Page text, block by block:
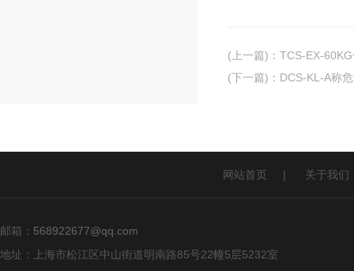
(上一篇) ： TCS-EX-
(下一篇) ： DCS-KL-A称
网站首页 | 关于我们
邮箱： 568922677@qq.com
地址：上海市松江区中山街道明南路85号22幢5层5232室